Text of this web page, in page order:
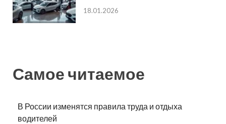
18.01.2026
Самое читаемое
В России изменятся правила труда и отдыха
водителей